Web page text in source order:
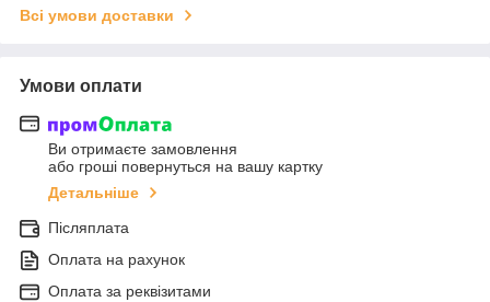
Всі умови доставки
Умови оплати
Ви отримаєте замовлення
або гроші повернуться на вашу картку
Детальніше
Післяплата
Оплата на рахунок
Оплата за реквізитами